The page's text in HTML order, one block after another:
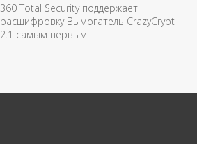
360 Total Security поддержает
расшифровку Вымогатель CrazyCrypt
2.1 самым первым